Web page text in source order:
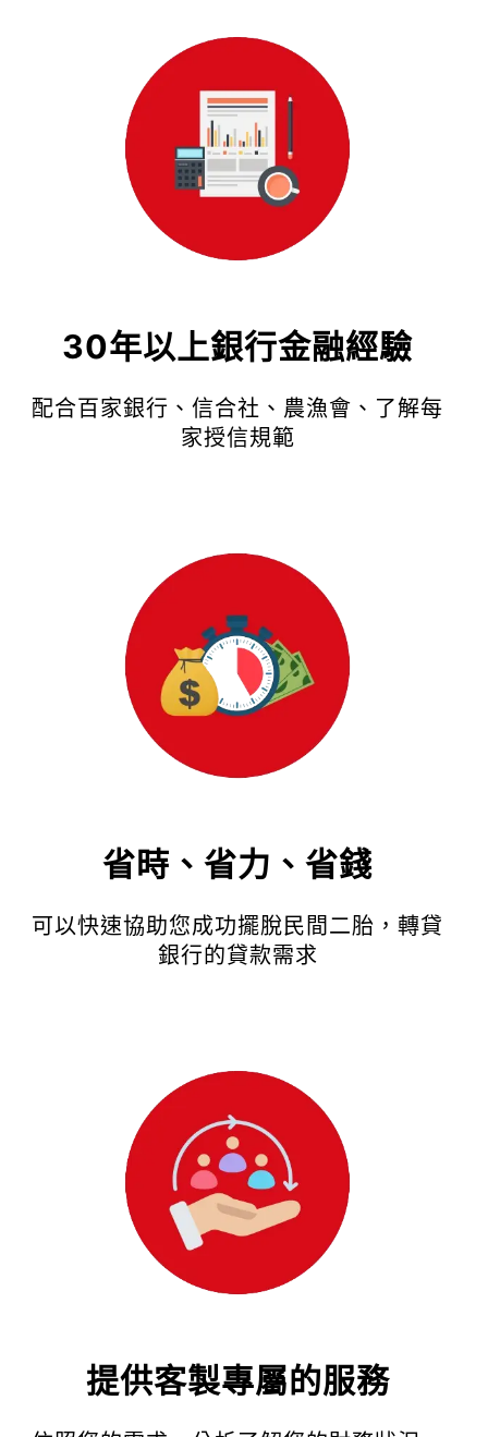
30年以上銀行金融經驗
配合百家銀行、信合社、農漁會、了解每
家授信規範
省時、省力、省錢
可以快速協助您成功擺脫民間二胎，轉貸
銀行的貸款需求
提供客製專屬的服務